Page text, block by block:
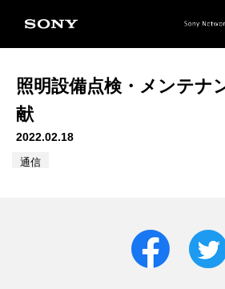
照明設備点検・メンテナ
献
2022.02.18
通信